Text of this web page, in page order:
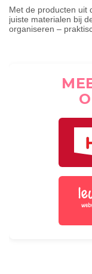
Met de producten uit
juiste materialen bij
organiseren –